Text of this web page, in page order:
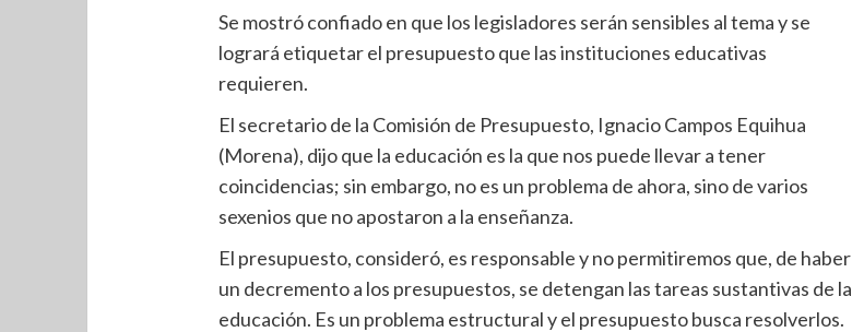
Se mostró confiado en que los legisladores serán sensibles al tema y se
logrará etiquetar el presupuesto que las instituciones educativas
requieren.
El secretario de la Comisión de Presupuesto, Ignacio Campos Equihua
(Morena), dijo que la educación es la que nos puede llevar a tener
coincidencias; sin embargo, no es un problema de ahora, sino de varios
sexenios que no apostaron a la enseñanza.
El presupuesto, consideró, es responsable y no permitiremos que, de haber
un decremento a los presupuestos, se detengan las tareas sustantivas de la
educación. Es un problema estructural y el presupuesto busca resolverlos.